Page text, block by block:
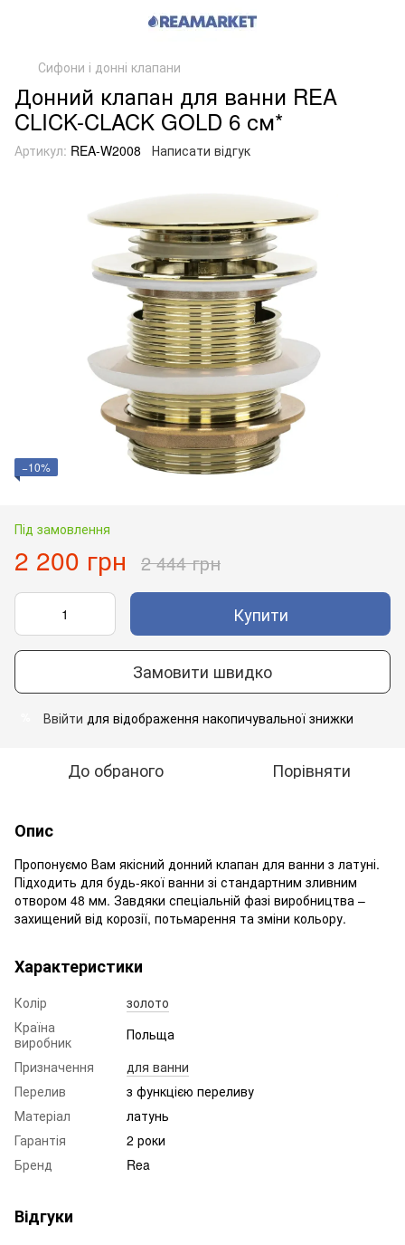
Сифони і донні клапани
Донний клапан для ванни REA
CLICK-CLACK GOLD 6 см*
Артикул: REA-W2008 Написати відгук
−10%
Під замовлення
2 200 грн 2 444 грн
Купити
Замовити швидко
Ввійти для відображення накопичувальної знижки
До обраного Порівняти
Опис
Пропонуємо Вам якісний донний клапан для ванни з латуні.
Підходить для будь-якої ванни зі стандартним зливним
отвором 48 мм. Завдяки спеціальній фазі виробництва –
захищений від корозії, потьмарення та зміни кольору.
Характеристики
Колір
золото
Країна
виробник
Польща
Призначення
для ванни
Перелив
з функцією переливу
Матеріал
латунь
Гарантія
2 роки
Бренд
Rea
Відгуки